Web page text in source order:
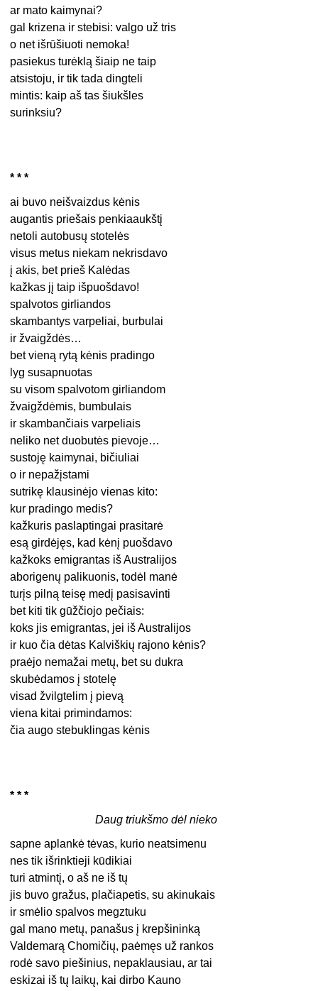
ar mato kaimynai?
gal krizena ir stebisi: valgo už tris
o net išrūšiuoti nemoka!
pasiekus turėklą šiaip ne taip
atsistoju, ir tik tada dingteli
mintis: kaip aš tas šiukšles
surinksiu?
* * *
ai buvo neišvaizdus kėnis
augantis priešais penkiaaukštį
netoli autobusų stotelės
visus metus niekam nekrisdavo
į akis, bet prieš Kalėdas
kažkas jį taip išpuošdavo!
spalvotos girliandos
skambantys varpeliai, burbulai
ir žvaigždės…
bet vieną rytą kėnis pradingo
lyg susapnuotas
su visom spalvotom girliandom
žvaigždėmis, bumbulais
ir skambančiais varpeliais
neliko net duobutės pievoje…
sustoję kaimynai, bičiuliai
o ir nepažįstami
sutrikę klausinėjo vienas kito:
kur pradingo medis?
kažkuris paslaptingai prasitarė
esą girdėjęs, kad kėnį puošdavo
kažkoks emigrantas iš Australijos
aborigenų palikuonis, todėl manė
turįs pilną teisę medį pasisavinti
bet kiti tik gūžčiojo pečiais:
koks jis emigrantas, jei iš Australijos
ir kuo čia dėtas Kalviškių rajono kėnis?
praėjo nemažai metų, bet su dukra
skubėdamos į stotelę
visad žvilgtelim į pievą
viena kitai primindamos:
čia augo stebuklingas kėnis
* * *
Daug triukšmo dėl nieko
sapne aplankė tėvas, kurio neatsimenu
nes tik išrinktieji kūdikiai
turi atmintį, o aš ne iš tų
jis buvo gražus, plačiapetis, su akinukais
ir smėlio spalvos megztuku
gal mano metų, panašus į krepšininką
Valdemarą Chomičių, paėmęs už rankos
rodė savo piešinius, nepaklausiau, ar tai
eskizai iš tų laikų, kai dirbo Kauno